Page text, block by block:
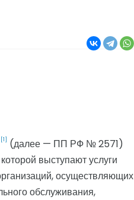
[1] (далее — ПП РФ № 2571)
выступают услуги
осуществляющих
обслуживания,